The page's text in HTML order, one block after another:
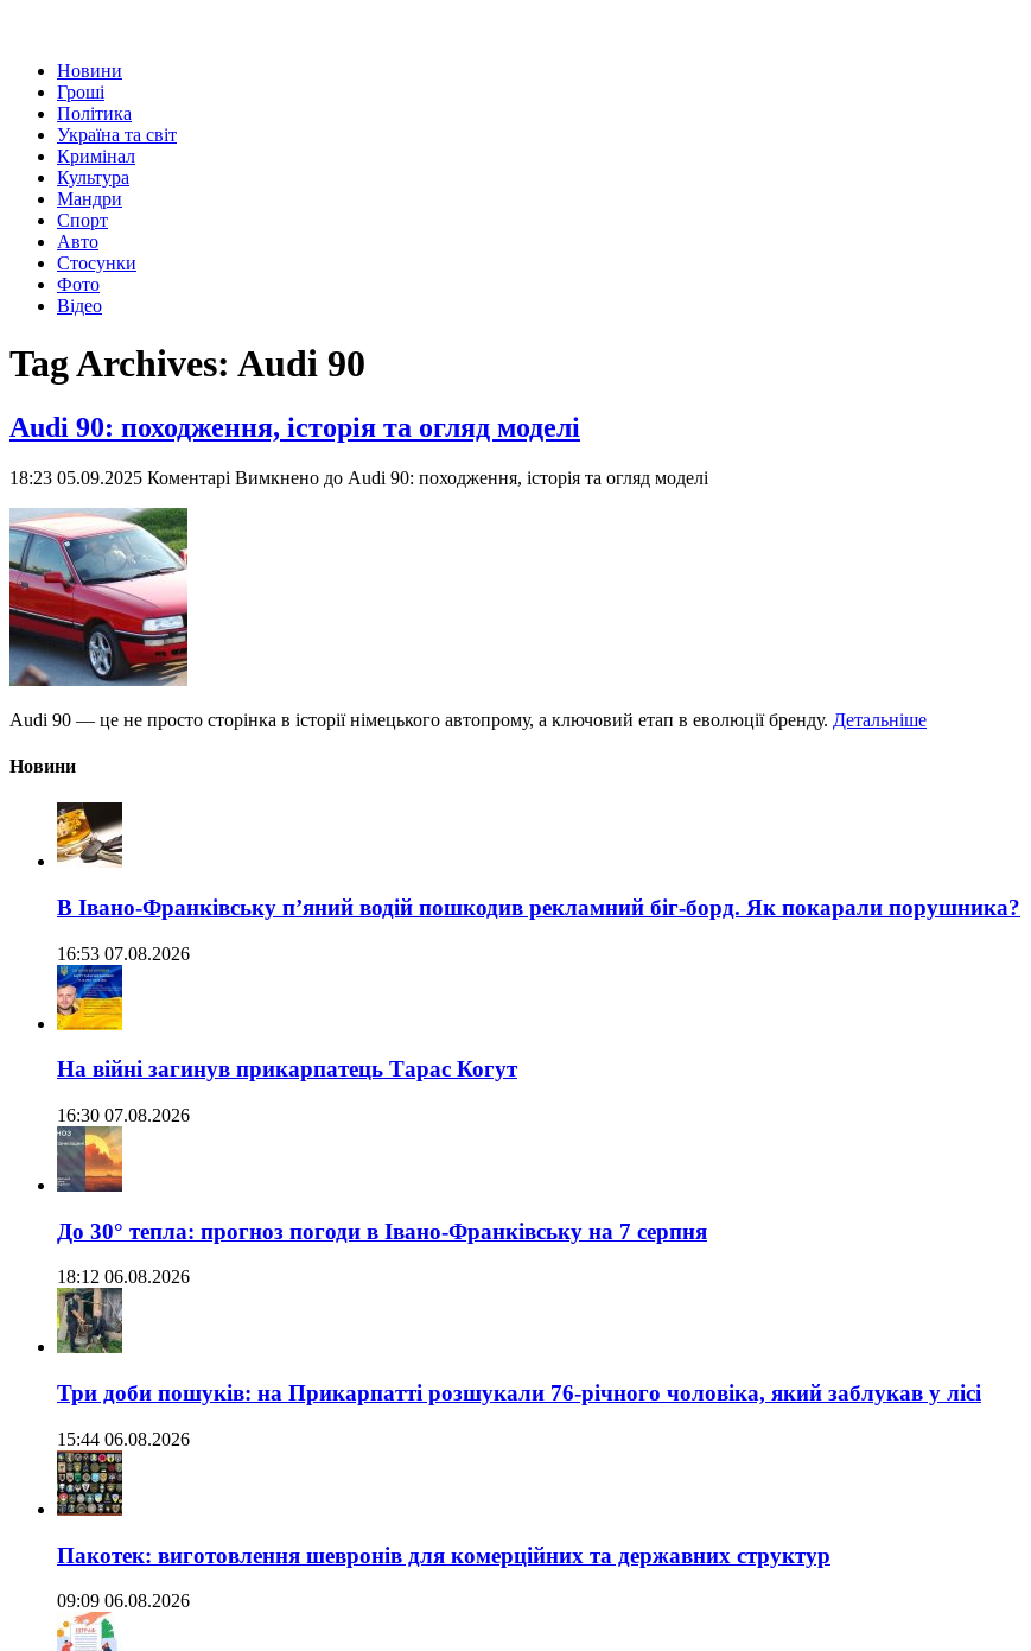
Новини
Гроші
Політика
Україна та світ
Кримінал
Культура
Мандри
Спорт
Авто
Стосунки
Фото
Відео
Tag Archives: Audi 90
Audi 90: походження, історія та огляд моделі
18:23 05.09.2025 Коментарі Вимкнено до Audi 90: походження, історія та огляд моделі
Audi 90 — це не просто сторінка в історії німецького автопрому, а ключовий етап в еволюції бренду. Детальніше
Новини
В Івано-Франківську п’яний водій пошкодив рекламний біг-борд. Як покарали порушника?
16:53 07.08.2026
На війні загинув прикарпатець Тарас Когут
16:30 07.08.2026
До 30° тепла: прогноз погоди в Івано-Франківську на 7 серпня
18:12 06.08.2026
Три доби пошуків: на Прикарпатті розшукали 76-річного чоловіка, який заблукав у лісі
15:44 06.08.2026
Пакотек: виготовлення шевронів для комерційних та державних структур
09:09 06.08.2026